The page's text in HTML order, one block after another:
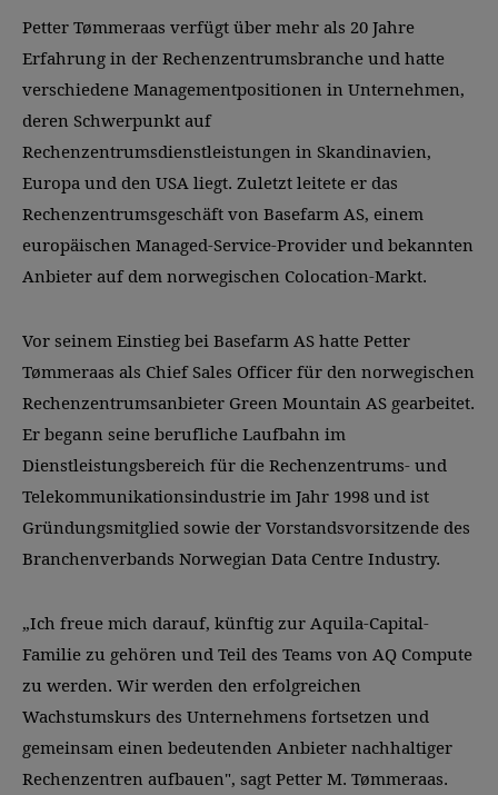
Petter Tømmeraas verfügt über mehr als 20 Jahre
Erfahrung in der Rechenzentrumsbranche und hatte
verschiedene Managementpositionen in Unternehmen,
deren Schwerpunkt auf
Rechenzentrumsdienstleistungen in Skandinavien,
Europa und den USA liegt. Zuletzt leitete er das
Rechenzentrumsgeschäft von Basefarm AS, einem
europäischen Managed-Service-Provider und bekannten
Anbieter auf dem norwegischen Colocation-Markt.
Vor seinem Einstieg bei Basefarm AS hatte Petter
Tømmeraas als Chief Sales Officer für den norwegischen
Rechenzentrumsanbieter Green Mountain AS gearbeitet.
Er begann seine berufliche Laufbahn im
Dienstleistungsbereich für die Rechenzentrums- und
Telekommunikationsindustrie im Jahr 1998 und ist
Gründungsmitglied sowie der Vorstandsvorsitzende des
Branchenverbands Norwegian Data Centre Industry.
„Ich freue mich darauf, künftig zur Aquila-Capital-
Familie zu gehören und Teil des Teams von AQ Compute
zu werden. Wir werden den erfolgreichen
Wachstumskurs des Unternehmens fortsetzen und
gemeinsam einen bedeutenden Anbieter nachhaltiger
Rechenzentren aufbauen", sagt Petter M. Tømmeraas.